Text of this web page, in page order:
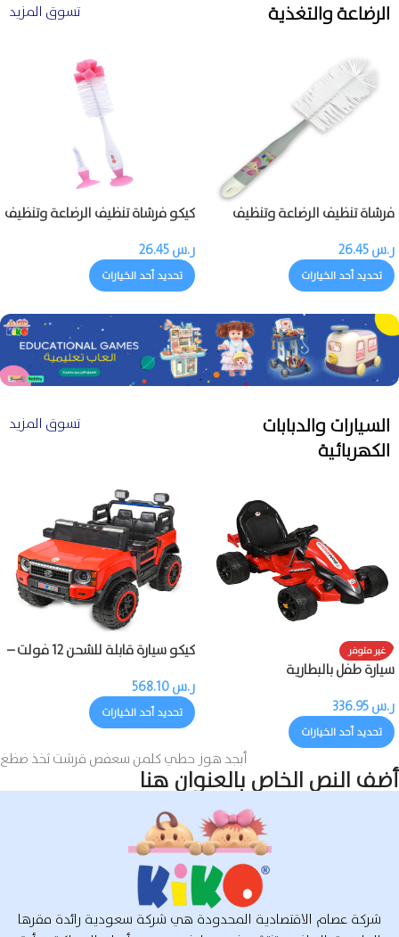
الرضاعة والتغذية تسوق المزيد
فرشاة تنظيف الرضاعة وتنظيف
ر.س
تحديد أحد الخيارات
كيكو فرشاة تنظيف الرضاعة وتنظيف
ر.س
تحديد أحد الخيارات
السيارات والدبابات
الكهربائية
تسوق المزيد
غير متوفر
سيارة طفل بالبطارية
ر.س
تحديد أحد الخيارات
كيكو سيارة قابلة للشحن 12 فولت –
ر.س
تحديد أحد الخيارات
أبجد هوز حطي كلمن سعفص قرشت ثخذ ضظغ
أضف النص الخاص بالعنوان هنا
شركة عصام الاقتصادية المحدودة هي شركة سعودية رائدة مقرها